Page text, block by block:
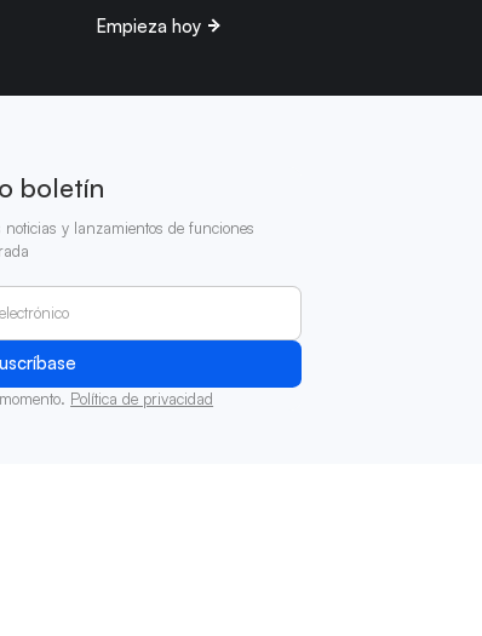
Empieza hoy
boletín
y lanzamientos de funciones
Política de privacidad